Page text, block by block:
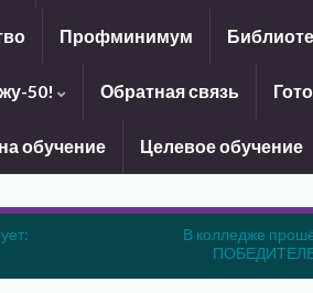
Профминимум
50! Обратная связь
обучение Целевое обучение
В колледже